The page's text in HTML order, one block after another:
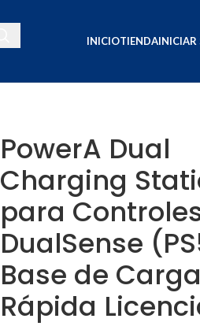
INICIOTIENDAINICIAR
PowerA Dual
Charging
para
DualSense
Base de Carga
Rápida